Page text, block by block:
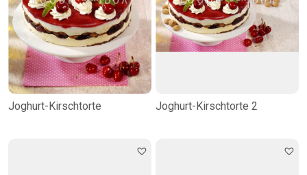
Joghurt-Kirschtorte Joghurt-Kirschtorte 2